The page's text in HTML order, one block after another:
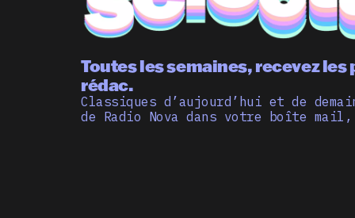
Toutes les semaines, recevez
rédac.
Classiques d’aujourd’hui et de
de Radio Nova dans votre boîte